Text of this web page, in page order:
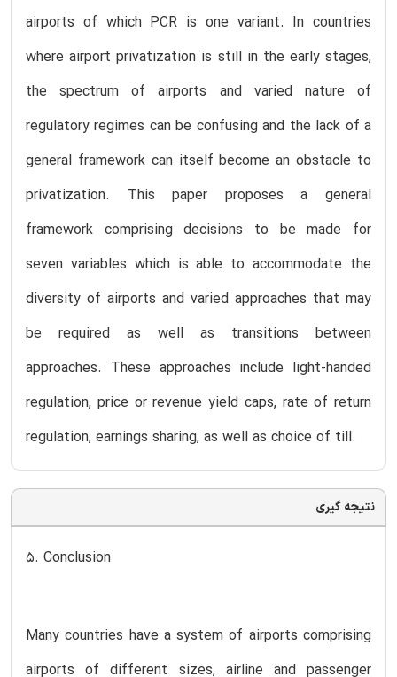
airports of which PCR is one variant. In countries
where airport privatization is still in the early stages,
the spectrum of airports and varied nature of
regulatory regimes can be confusing and the lack of a
general framework can itself become an obstacle to
privatization. This paper proposes a general
framework comprising decisions to be made for
seven variables which is able to accommodate the
diversity of airports and varied approaches that may
be required as well as transitions between
approaches. These approaches include light-handed
regulation, price or revenue yield caps, rate of return
regulation, earnings sharing, as well as choice of till.
نتیجه گیری
5. Conclusion
Many countries have a system of airports comprising
airports of different sizes, airline and passenger